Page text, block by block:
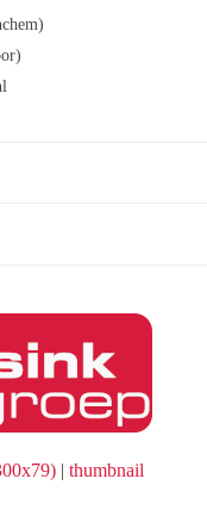
|thumbnail